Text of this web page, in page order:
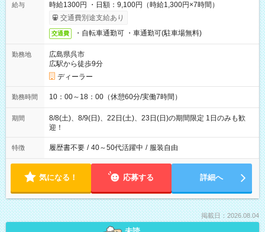
給与
時給1300円 ・日額：9,100円（時給1,300円×7時間）
交通費別途支給あり
交通費 ・自転車通勤可 ・車通勤可(駐車場無料)
勤務地
広島県呉市
広駅から徒歩9分
ディーラー
勤務時間 10：00～18：00（休憩60分/実働7時間）
期間
8/8(土)、8/9(日)、22日(土)、23日(日)の期間限定 1日のみも歓
迎！
特徴 履歴書不要 / 40～50代活躍中 / 服装自由
気になる！ 応募する 詳細へ
掲載日：2026.08.04